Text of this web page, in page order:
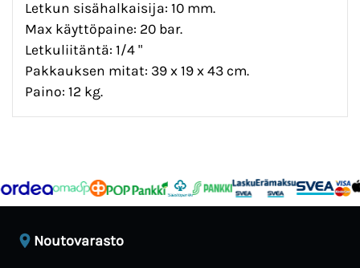
Letkun sisähalkaisija: 10 mm.
Max käyttöpaine: 20 bar.
Letkuliitäntä: 1/4 "
Pakkauksen mitat: 39 x 19 x 43 cm.
Paino: 12 kg.
Noutovarasto